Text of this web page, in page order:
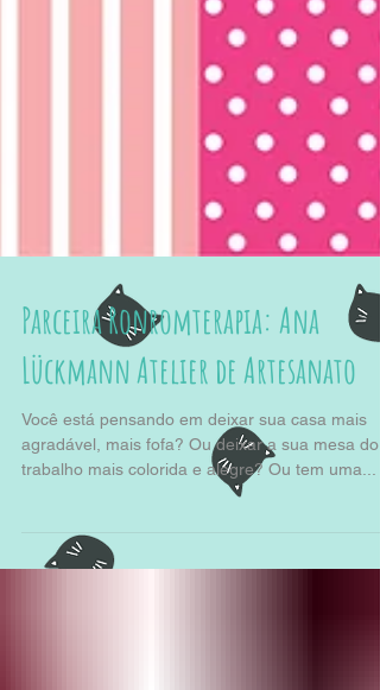
Parceira Ronromterapia: Ana
Lückmann Atelier de Artesanato
Você está pensando em deixar sua casa mais
agradável, mais fofa? Ou deixar a sua mesa do